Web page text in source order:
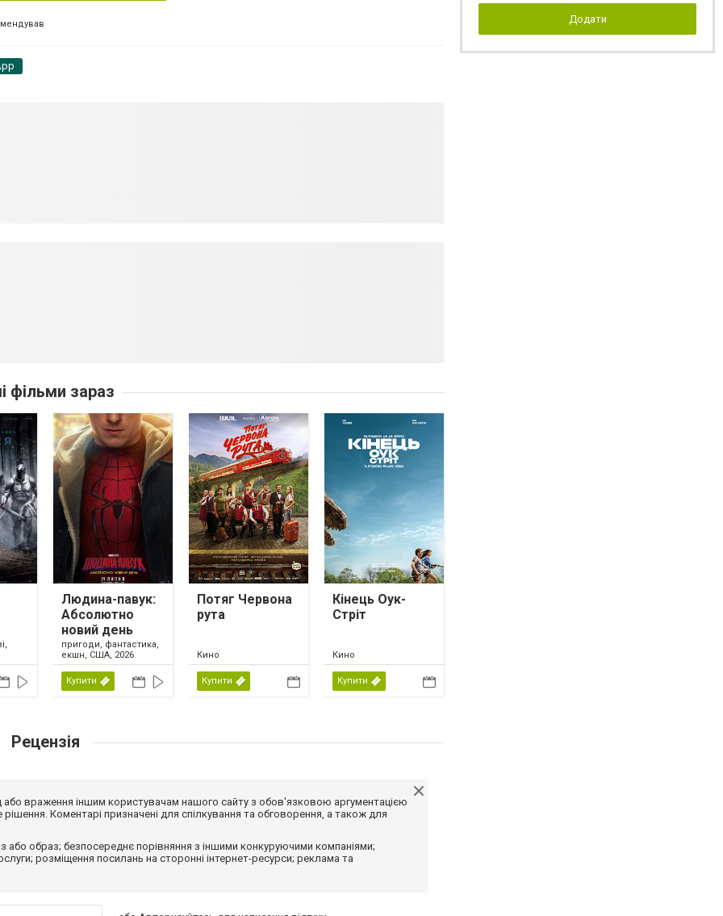
фільми зараз
Людина-павук:
Абсолютно
новий день
пригоди, фантастика,
екшн, США, 2026
Купити
Потяг Червона
рута
Кино
Купити
Кінець Оук-
Стріт
Кино
Купити
Рецензія
або враження іншим користувачам нашого сайту з обов'язковою аргументацією
Коментарі призначені для спілкування та обговорення, а також для
або образ; безпосереднє порівняння з іншими конкуруючими компаніями;
розміщення посилань на сторонні інтернет-ресурси; реклама та
Додати